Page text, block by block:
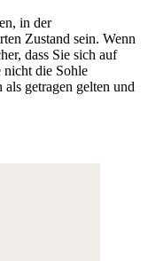
in der
Zustand sein. Wenn
dass Sie sich auf
nicht die Sohle
getragen gelten und